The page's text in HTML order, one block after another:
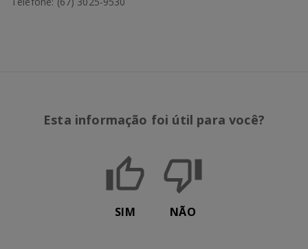
Esta informação foi útil para você?
SIM NÃO